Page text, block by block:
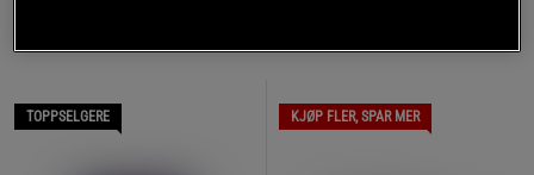
TOPPSELGERE KJØP FLER, SPAR MER